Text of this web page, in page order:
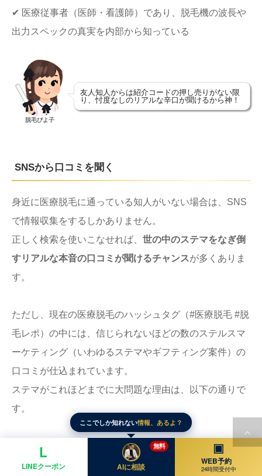
✔ 医療従事者（医師・看護師）であり、脱毛機の波長や
出力スペックの真実を内部から知っている
脱毛ぴよ子
友人知人からは紹介コードの押し売りがない限
り、忖度なしのリアルな辛口が聞けるから神！
SNSから口コミを聞く
身近に医療脱毛に通っている知人がいない場合は、SNS
で情報収集をするしかありません。
正しく検索を使いこなせれば、 世の中のステマをなぎ倒
すリアルな本音の口コミが聞けるチャンスが多くありま
す。
ただし、現在の医療脱毛のハッシュタグ（#医療脱毛 #脱
毛レポ）の中には、信じられないほどの数のステルスマ
ーケティング（いわゆるステマやギフティング案件）の
口コミが仕込まれています。
ステマがこれほどまでに大問題な理由は、以下の通りで
す。
実際にはそのクリニックに1回も通ったことがない、
あるいは無料招待されただけなのに、広告業者から高額
ここでしか知れない情報、あるよ？
L
LINEクーポン AIに相談
無料 ▣
WEB予約
24時間受付中